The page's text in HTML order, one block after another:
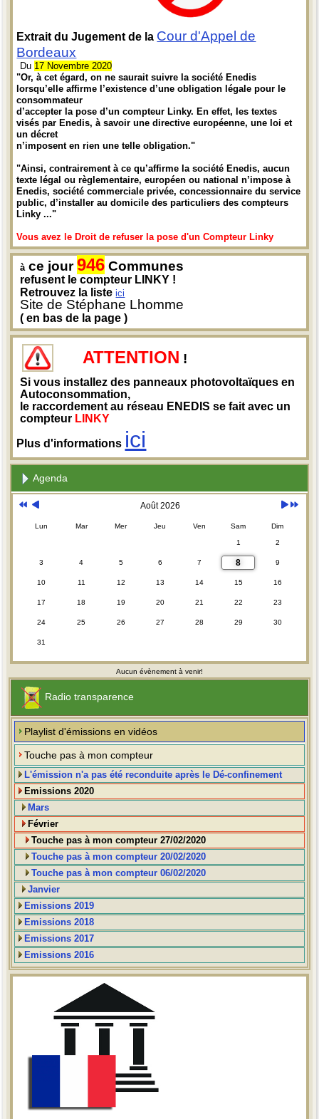
Extrait du Jugement de la Cour d'Appel de
Bordeaux
Du 17 Novembre 2020
"Or, à cet égard, on ne saurait suivre la société Enedis
lorsqu’elle affirme l’existence d’une obligation légale pour le
consommateur
d’accepter la pose d’un compteur Linky. En effet, les textes
visés par Enedis, à savoir une directive européenne, une loi et
un décret
n’imposent en rien une telle obligation."
"Ainsi, contrairement à ce qu’affirme la société Enedis, aucun
texte légal ou règlementaire, européen ou national n’impose à
Enedis, société commerciale privée, concessionnaire du service
public, d’installer au domicile des particuliers des compteurs
Linky ..."
Vous avez le Droit de refuser la pose d'un Compteur Linky
à ce jour946 Communes
refusent le compteur LINKY !
Retrouvez la listeici
Site de Stéphane Lhomme
( en bas de la page )
ATTENTION !
Si vous installez des panneaux photovoltaïques en
Autoconsommation,
le raccordement au réseau ENEDIS se fait avec un
compteur LINKY
Plus d'informations ici
Agenda
Août 2026
Lun Mar Mer Jeu Ven Sam Dim
1 2
3 4 5 6 7 8 9
10 11 12 13 14 15 16
17 18 19 20 21 22 23
24 25 26 27 28 29 30
31
Aucun évènement à venir!
Radio transparence
Playlist d'émissions en vidéos
Touche pas à mon compteur
L'émission n'a pas été reconduite après le Dé-confinement
Emissions 2020
Mars
Février
Touche pas à mon compteur 27/02/2020
Touche pas à mon compteur 20/02/2020
Touche pas à mon compteur 06/02/2020
Janvier
Emissions 2019
Emissions 2018
Emissions 2017
Emissions 2016